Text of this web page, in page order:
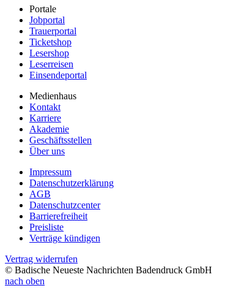
Portale
Jobportal
Trauerportal
Ticketshop
Lesershop
Leserreisen
Einsendeportal
Medienhaus
Kontakt
Karriere
Akademie
Geschäftsstellen
Über uns
Impressum
Datenschutzerklärung
AGB
Datenschutzcenter
Barrierefreiheit
Preisliste
Verträge kündigen
Vertrag widerrufen
© Badische Neueste Nachrichten Badendruck GmbH
nach oben